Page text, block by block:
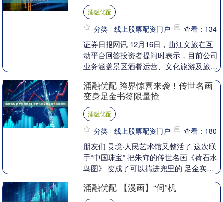
涌融优配
分类：线上股票配资门户 查看：134
证券日报网讯 12月16日，曲江文旅在互
动平台回答投资者提问时表示，目前公司
业务涵盖景区酒餐运营、文化旅游及旅游
章节。 （编....
涌融优配 跨界惊喜来袭！传世名画
变身足金书签限量抢
涌融优配
分类：线上股票配资门户 查看：180
朋友们 灵境·人民艺术馆又整活了 这次联
手“中国珠宝” 把朱耷的传世名画《荷石水
鸟图》 变成了可以揣进兜里的 足金实物
涌融优配 【漫画】“伺”机